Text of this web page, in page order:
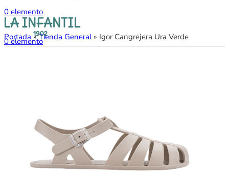
0 elemento
0elemento
Portada »Tienda General» Igor Cangrejera Ura Verde